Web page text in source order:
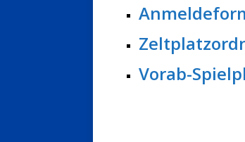
Vorab-